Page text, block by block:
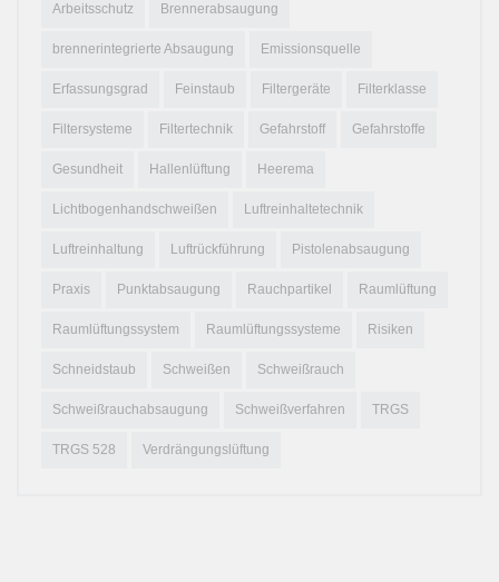
Arbeitsschutz Brennerabsaugung
brennerintegrierte Absaugung Emissionsquelle
Erfassungsgrad Feinstaub Filtergeräte Filterklasse
Filtersysteme Filtertechnik Gefahrstoff Gefahrstoffe
Gesundheit Hallenlüftung Heerema
Lichtbogenhandschweißen Luftreinhaltetechnik
Luftreinhaltung Luftrückführung Pistolenabsaugung
Praxis Punktabsaugung Rauchpartikel Raumlüftung
Raumlüftungssystem Raumlüftungssysteme Risiken
Schneidstaub Schweißen Schweißrauch
Schweißrauchabsaugung Schweißverfahren TRGS
TRGS 528 Verdrängungslüftung